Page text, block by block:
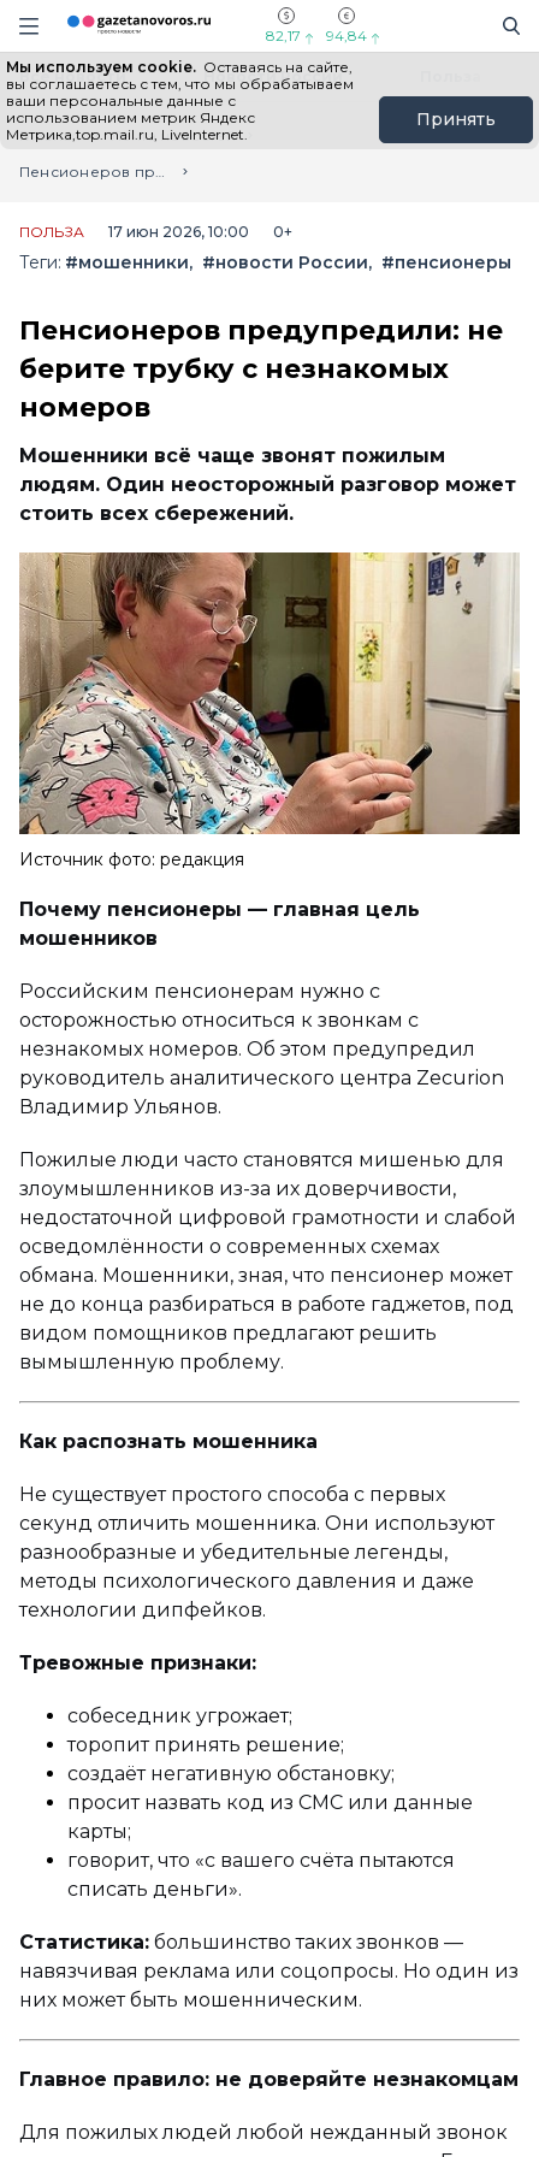
Информационный портал "ГазетаНоворос.ру"
Навигация сайта
82,17 94,84
Мы используем cookie. Оставаясь на сайте,
вы соглашаетесь с тем, что мы обрабатываем
ваши персональные данные с
использованием метрик Яндекс
Метрика,top.mail.ru, LiveInternet.
Принять
Все новости Новости России
Главная
Лента новостей
Пенсионеров предупредили: не берите трубку с незнакомых номеров
ПОЛЬЗА 17 июн 2026, 10:00 0+
Теги: #мошенники #новости России #пенсионеры
Пенсионеров предупредили: не
берите трубку с незнакомых
номеров
Мошенники всё чаще звонят пожилым
людям. Один неосторожный разговор может
стоить всех сбережений.
Источник фото: редакция
Почему пенсионеры — главная цель
мошенников
Российским пенсионерам нужно с
осторожностью относиться к звонкам с
незнакомых номеров. Об этом предупредил
руководитель аналитического центра Zecurion
Владимир Ульянов.
Пожилые люди часто становятся мишенью для
злоумышленников из-за их доверчивости,
недостаточной цифровой грамотности и слабой
осведомлённости о современных схемах
обмана. Мошенники, зная, что пенсионер может
не до конца разбираться в работе гаджетов, под
видом помощников предлагают решить
вымышленную проблему.
Как распознать мошенника
Не существует простого способа с первых
секунд отличить мошенника. Они используют
разнообразные и убедительные легенды,
методы психологического давления и даже
технологии дипфейков.
Тревожные признаки:
собеседник угрожает;
торопит принять решение;
создаёт негативную обстановку;
просит назвать код из СМС или данные
карты;
говорит, что «с вашего счёта пытаются
списать деньги».
Статистика: большинство таких звонков —
навязчивая реклама или соцопросы. Но один из
них может быть мошенническим.
Главное правило: не доверяйте незнакомцам
Для пожилых людей любой нежданный звонок